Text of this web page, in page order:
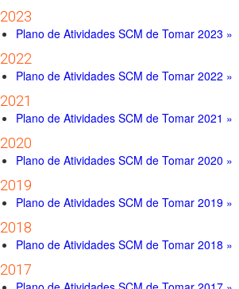
2023
Plano de Atividades SCM de Tomar 2023 »
2022
Plano de Atividades SCM de Tomar 2022 »
2021
Plano de Atividades SCM de Tomar 2021 »
2020
Plano de Atividades SCM de Tomar 2020 »
2019
Plano de Atividades SCM de Tomar 2019 »
2018
Plano de Atividades SCM de Tomar 2018 »
2017